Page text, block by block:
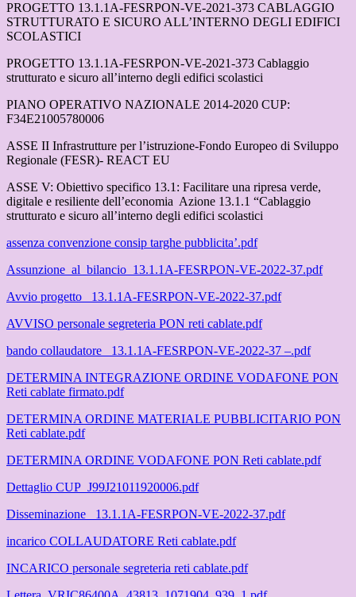
PROGETTO 13.1.1A-FESRPON-VE-2021-373 CABLAGGIO
STRUTTURATO E SICURO ALL’INTERNO DEGLI EDIFICI
SCOLASTICI
PROGETTO 13.1.1A-FESRPON-VE-2021-373 Cablaggio
strutturato e sicuro all’interno degli edifici scolastici
PIANO OPERATIVO NAZIONALE 2014-2020 CUP:
F34E21005780006
ASSE II Infrastrutture per l’istruzione-Fondo Europeo di Sviluppo
Regionale (FESR)- REACT EU
ASSE V: Obiettivo specifico 13.1: Facilitare una ripresa verde,
digitale e resiliente dell’economia Azione 13.1.1 “Cablaggio
strutturato e sicuro all’interno degli edifici scolastici
assenza convenzione consip targhe pubblicita’.pdf
Assunzione_al_bilancio_13.1.1A-FESRPON-VE-2022-37.pdf
Avvio progetto _13.1.1A-FESRPON-VE-2022-37.pdf
AVVISO personale segreteria PON reti cablate.pdf
bando collaudatore _13.1.1A-FESRPON-VE-2022-37 –.pdf
DETERMINA INTEGRAZIONE ORDINE VODAFONE PON
Reti cablate firmato.pdf
DETERMINA ORDINE MATERIALE PUBBLICITARIO PON
Reti cablate.pdf
DETERMINA ORDINE VODAFONE PON Reti cablate.pdf
Dettaglio CUP_J99J21011920006.pdf
Disseminazione _13.1.1A-FESRPON-VE-2022-37.pdf
incarico COLLAUDATORE Reti cablate.pdf
INCARICO personale segreteria reti cablate.pdf